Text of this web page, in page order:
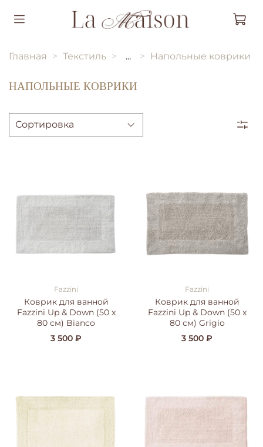
Главная Текстиль ... Напольные коврики
НАПОЛЬНЫЕ КОВРИКИ
Fazzini
Коврик для ванной
Fazzini Up & Down (50 x
80 см) Bianco
3 500 ₽
Fazzini
Коврик для ванной
Fazzini Up & Down (50 x
80 см) Grigio
3 500 ₽